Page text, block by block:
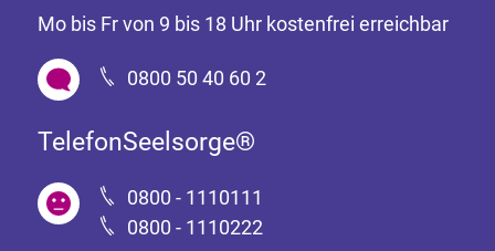
Mo bis Fr von 9 bis 18 Uhr kostenfrei erreichbar
0800 50 40 60 2
TelefonSeelsorge®
0800 - 1110111
0800 - 1110222